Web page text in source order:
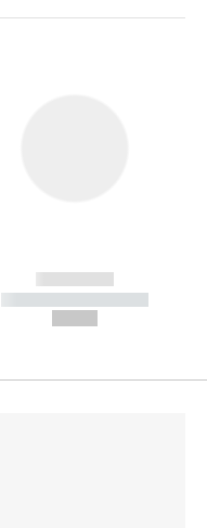
------------
----------- -----------